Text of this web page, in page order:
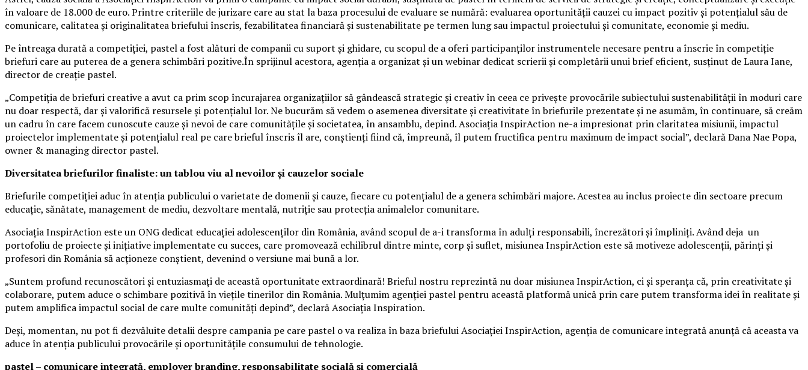
în valoare de 18.000 de euro. Printre criteriile de jurizare care au stat la baza procesului de evaluare se numără: evaluarea oportunității cauzei cu impact pozitiv și potențialul său de
comunicare, calitatea și originalitatea briefului înscris, fezabilitatea financiară și sustenabilitate pe termen lung sau impactul proiectului și comunitate, economie și mediu.
Pe întreaga durată a competiției, pastel a fost alături de companii cu suport și ghidare, cu scopul de a oferi participanților instrumentele necesare pentru a înscrie în competiție
briefuri care au puterea de a genera schimbări pozitive.În sprijinul acestora, agenția a organizat și un webinar dedicat scrierii și completării unui brief eficient, susținut de Laura Iane,
director de creație pastel.
„Competiția de briefuri creative a avut ca prim scop încurajarea organizațiilor să gândească strategic și creativ în ceea ce privește provocările subiectului sustenabilității în moduri care
nu doar respectă, dar și valorifică resursele și potențialul lor. Ne bucurăm să vedem o asemenea diversitate și creativitate în briefurile prezentate și ne asumăm, în continuare, să creăm
un cadru în care facem cunoscute cauze și nevoi de care comunitățile și societatea, în ansamblu, depind. Asociația InspirAction ne-a impresionat prin claritatea misiunii, impactul
proiectelor implementate și potențialul real pe care brieful înscris îl are, conștienți fiind că, împreună, îl putem fructifica pentru maximum de impact social”, declară Dana Nae Popa,
owner & managing director pastel.
Diversitatea briefurilor finaliste: un tablou viu al nevoilor și cauzelor sociale
Briefurile competiției aduc în atenția publicului o varietate de domenii și cauze, fiecare cu potențialul de a genera schimbări majore. Acestea au inclus proiecte din sectoare precum
educație, sănătate, management de mediu, dezvoltare mentală, nutriție sau protecția animalelor comunitare.
Asociația InspirAction este un ONG dedicat educației adolescenților din România, având scopul de a-i transforma în adulți responsabili, încrezători și împliniți. Având deja un
portofoliu de proiecte și inițiative implementate cu succes, care promovează echilibrul dintre minte, corp și suflet, misiunea InspirAction este să motiveze adolescenții, părinți și
profesori din România să acționeze conștient, devenind o versiune mai bună a lor.
„Suntem profund recunoscători și entuziasmați de această oportunitate extraordinară! Brieful nostru reprezintă nu doar misiunea InspirAction, ci și speranța că, prin creativitate și
colaborare, putem aduce o schimbare pozitivă în viețile tinerilor din România. Mulțumim agenției pastel pentru această platformă unică prin care putem transforma idei în realitate și
putem amplifica impactul social de care multe comunități depind”, declară Asociația Inspiration.
Deși, momentan, nu pot fi dezvăluite detalii despre campania pe care pastel o va realiza în baza briefului Asociației InspirAction, agenția de comunicare integrată anunță că aceasta va
aduce în atenția publicului provocările și oportunitățile consumului de tehnologie.
pastel – comunicare integrată, employer branding, responsabilitate socială și comercială